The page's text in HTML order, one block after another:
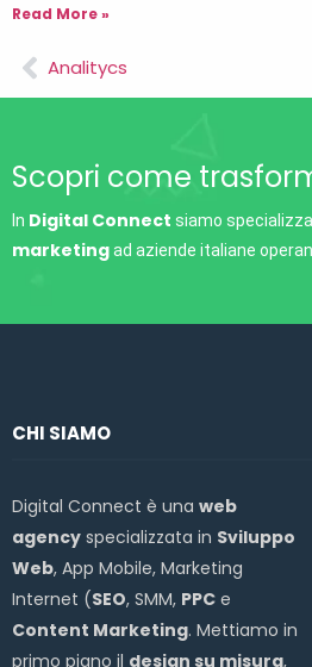
Read More »
Analitycs
Scopri come
In Digital Connect siamo
marketingad aziende italiane
CHI SIAMO
Digital Connect è una web
agency specializzata in Sviluppo
Web, App Mobile, Marketing
Internet (SEO, SMM, PPC e
Content Marketing. Mettiamo in
primo piano il design su misura,